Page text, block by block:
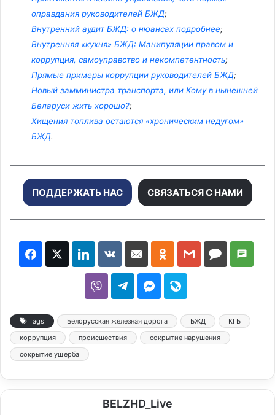
оправдания руководителей БЖД;
Внутренний аудит БЖД: о нюансах подробнее;
Внутренняя «кухня» БЖД: Манипуляции правом и
коррупция, самоуправство и некомпетентность;
Прямые примеры коррупции руководителей БЖД;
Новый замминистра транспорта, или Кому в нынешней
Беларуси жить хорошо?;
Хищения топлива остаются «хроническим недугом»
БЖД.
ПОДДЕРЖАТЬ НАС СВЯЗАТЬСЯ С НАМИ
Tags Белорусская железная дорога БЖД
КГБ
коррупция
происшествия
сокрытие нарушения
сокрытие ущерба
BELZHD_Live